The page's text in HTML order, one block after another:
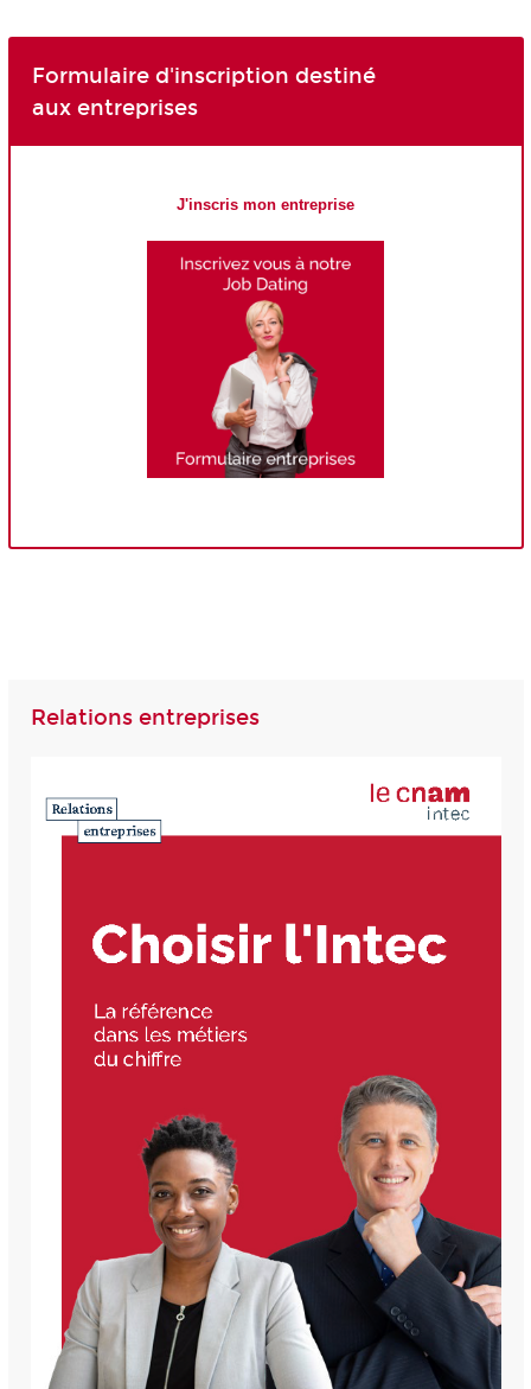
Formulaire d'inscription destiné
aux entreprises
J'inscris mon entreprise
Relations entreprises